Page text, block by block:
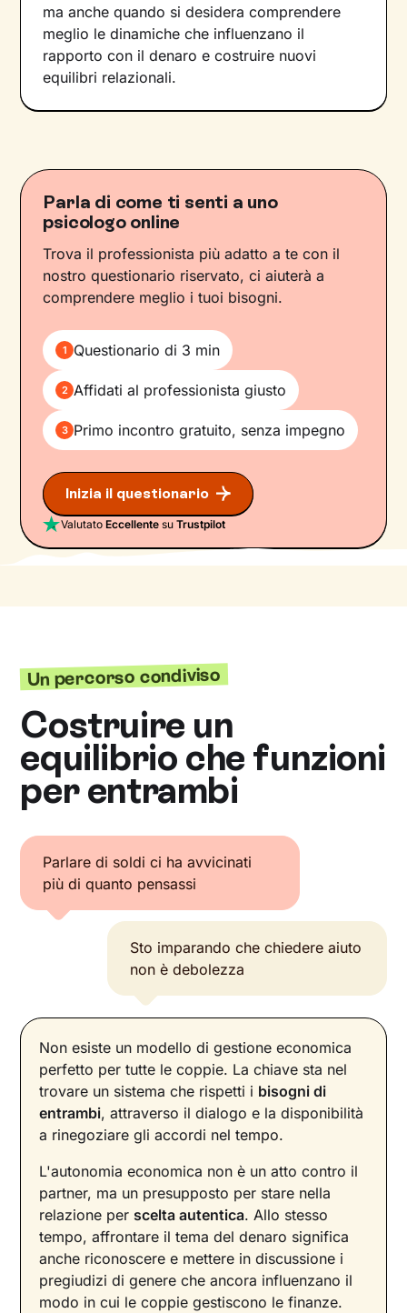
ma anche quando si desidera comprendere
meglio le dinamiche che influenzano il
rapporto con il denaro e costruire nuovi
equilibri relazionali.
Parla di come ti senti a uno
psicologo online
Trova il professionista più adatto a te con il
nostro questionario riservato, ci aiuterà a
comprendere meglio i tuoi bisogni.
1 Questionario di 3 min
2 Affidati al professionista giusto
3 Primo incontro gratuito, senza impegno
Inizia il questionario
ValutatoEccellente suTrustpilot
Un percorso condiviso
Costruire un
equilibrio che funzioni
per entrambi
Parlare di soldi ci ha avvicinati
più di quanto pensassi
Sto imparando che chiedere aiuto
non è debolezza
Non esiste un modello di gestione economica
perfetto per tutte le coppie. La chiave sta nel
trovare un sistema che rispetti i bisogni di
entrambi, attraverso il dialogo e la disponibilità
a rinegoziare gli accordi nel tempo.
L'autonomia economica non è un atto contro il
partner, ma un presupposto per stare nella
relazione per scelta autentica. Allo stesso
tempo, affrontare il tema del denaro significa
anche riconoscere e mettere in discussione i
pregiudizi di genere che ancora influenzano il
modo in cui le coppie gestiscono le finanze.